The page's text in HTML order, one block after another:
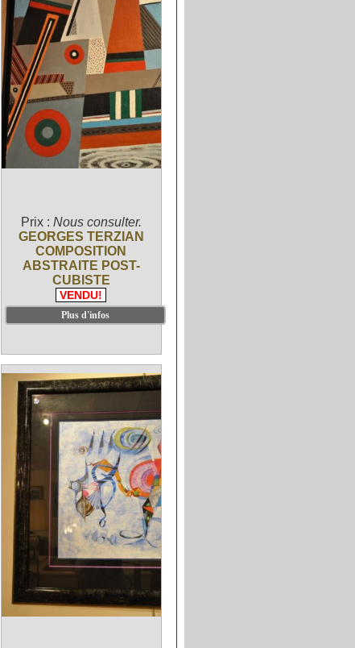
Prix : Nous consulter.
GEORGES TERZIAN
COMPOSITION
ABSTRAITE POST-
CUBISTE
VENDU!